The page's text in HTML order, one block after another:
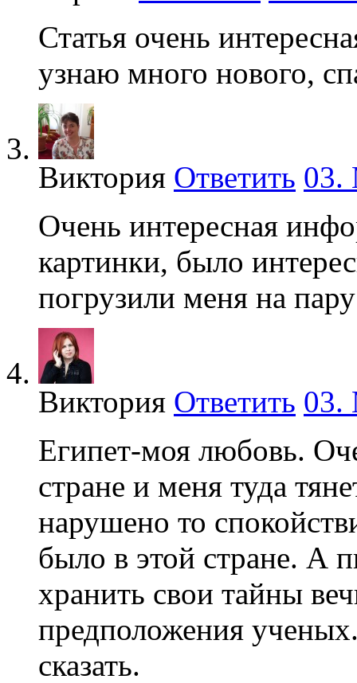
Статья очень
узнаю много нового,
Виктория Ответить 03.
Очень интересная
картинки, было
погрузили меня на
Виктория Ответить 03.
Египет-моя любовь.
стране и меня туда
нарушено то
было в этой стране. А
хранить свои тайны
предположения
сказать.